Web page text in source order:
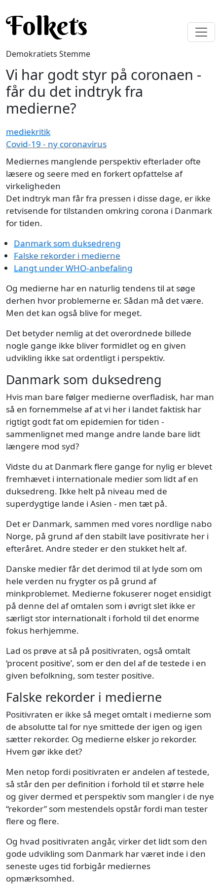
Folkets
Demokratiets Stemme
Vi har godt styr på coronaen -
får du det indtryk fra
medierne?
mediekritik
Covid-19 - ny coronavirus
Mediernes manglende perspektiv efterlader ofte
læsere og seere med en forkert opfattelse af
virkeligheden
Det indtryk man får fra pressen i disse dage, er ikke
retvisende for tilstanden omkring corona i Danmark
for tiden.
Danmark som duksedreng
Falske rekorder i medierne
Langt under WHO-anbefaling
Og medierne har en naturlig tendens til at søge
derhen hvor problemerne er. Sådan må det være.
Men det kan også blive for meget.
Det betyder nemlig at det overordnede billede
nogle gange ikke bliver formidlet og en given
udvikling ikke sat ordentligt i perspektiv.
Danmark som duksedreng
Hvis man bare følger medierne overfladisk, har man
så en fornemmelse af at vi her i landet faktisk har
rigtigt godt fat om epidemien for tiden -
sammenlignet med mange andre lande bare lidt
længere mod syd?
Vidste du at Danmark flere gange for nylig er blevet
fremhævet i internationale medier som lidt af en
duksedreng. Ikke helt på niveau med de
superdygtige lande i Asien - men tæt på.
Det er Danmark, sammen med vores nordlige nabo
Norge, på grund af den stabilt lave positivrate her i
efteråret. Andre steder er den stukket helt af.
Danske medier får det derimod til at lyde som om
hele verden nu frygter os på grund af
minkproblemet. Medierne fokuserer noget ensidigt
på denne del af omtalen som i øvrigt slet ikke er
særligt stor internationalt i forhold til det enorme
fokus herhjemme.
Lad os prøve at så på positivraten, også omtalt
‘procent positive’, som er den del af de testede i en
given befolkning, som tester positive.
Falske rekorder i medierne
Positivraten er ikke så meget omtalt i medierne som
de absolutte tal for nye smittede der igen og igen
sætter rekorder. Og medierne elsker jo rekorder.
Hvem gør ikke det?
Men netop fordi positivraten er andelen af testede,
så står den per definition i forhold til et større hele
og giver dermed et perspektiv som mangler i de nye
“rekorder” som mestendels opstår fordi man tester
flere og flere.
Og hvad positivraten angår, virker det lidt som den
gode udvikling som Danmark har været inde i den
seneste uges tid forbigår mediernes
opmærksomhed.